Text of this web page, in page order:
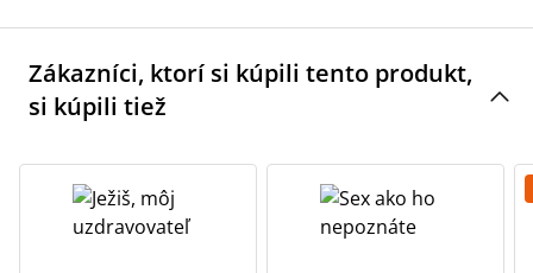
Zákazníci, ktorí si kúpili tento produkt,
si kúpili tiež